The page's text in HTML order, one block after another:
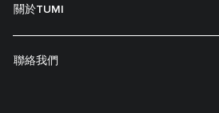
關於TUMI
聯絡我們